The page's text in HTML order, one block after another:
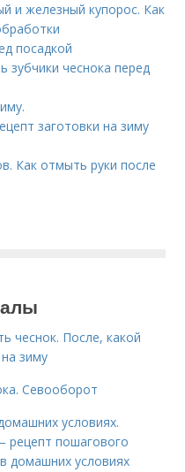
и железный купорос. Как
посадкой
чеснока перед
заготовки на зиму
Как отмыть руки после
чеснок. После, какой
зиму
Севооборот
условиях.
рецепт пошагового
домашних условиях